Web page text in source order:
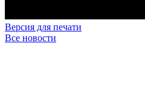
Версия для печати
Все новости